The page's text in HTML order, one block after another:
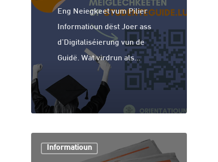
Eng Neiegkeet vum Pilier
Informatioun dëst Joer ass
d'Digitaliséierung vun de
Guidë. Wat virdrun als…
Informatioun